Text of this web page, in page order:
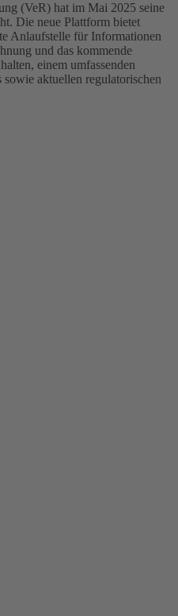
(VeR) hat im Mai 2025 seine
Die neue Plattform bietet
Anlaufstelle für Informationen
und das kommende
einem umfassenden
aktuellen regulatorischen